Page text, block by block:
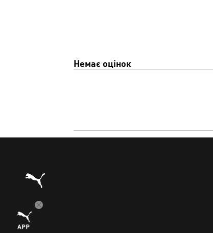
Немає оцінок